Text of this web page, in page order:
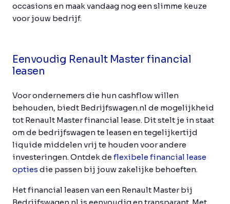
occasions en maak vandaag nog een slimme keuze
voor jouw bedrijf.
Eenvoudig Renault Master financial
leasen
Voor ondernemers die hun cashflow willen
behouden, biedt Bedrijfswagen.nl de mogelijkheid
tot Renault Master financial lease. Dit stelt je in staat
om de bedrijfswagen te leasen en tegelijkertijd
liquide middelen vrij te houden voor andere
investeringen. Ontdek deflexibele financial lease
opties die passen bij jouw zakelijke behoeften.
Het financial leasen van een Renault Master bij
Bedrijfswagen.nl is eenvoudig en transparant. Met